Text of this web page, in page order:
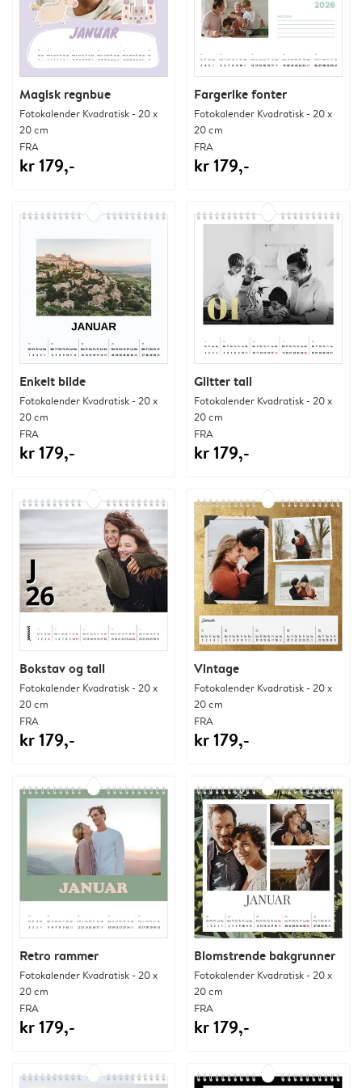
Magisk regnbue
Fotokalender Kvadratisk - 20 x
20 cm
FRA
kr 179,-
Fargerike fonter
Fotokalender Kvadratisk - 20 x
20 cm
FRA
kr 179,-
Enkelt bilde
Fotokalender Kvadratisk - 20 x
20 cm
FRA
kr 179,-
Glitter tall
Fotokalender Kvadratisk - 20 x
20 cm
FRA
kr 179,-
Bokstav og tall
Fotokalender Kvadratisk - 20 x
20 cm
FRA
kr 179,-
Vintage
Fotokalender Kvadratisk - 20 x
20 cm
FRA
kr 179,-
Retro rammer
Fotokalender Kvadratisk - 20 x
20 cm
FRA
kr 179,-
Blomstrende bakgrunner
Fotokalender Kvadratisk - 20 x
20 cm
FRA
kr 179,-